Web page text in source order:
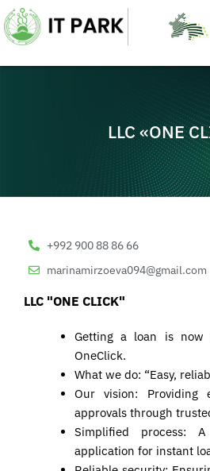
Skip
to
content
LLC «ONE
+992 900 88 86 66
marinamirzoeva094@gmail.com
LLC "ONE CLICK"
Getting a loan is
OneClick.
What we do: “Easy,
Our vision: Providing
approvals through
Simplified process:
application for instant